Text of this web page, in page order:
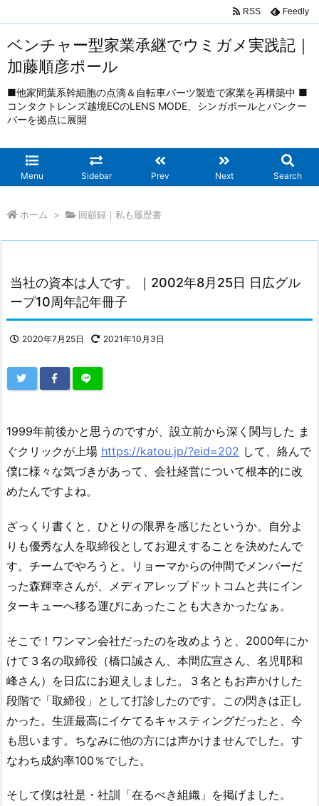
ベンチャー型家業承継でウミガメ実践記｜
加藤順彦ポール
■他家間葉系幹細胞の点滴＆自転車パーツ製造で家業を再構築中 ■
コンタクトレンズ越境ECのLENS MODE、シンガポールとバンクー
バーを拠点に展開
Menu Sidebar Prev Next Search
RSS Feedly
ホーム > 回顧録｜私も履歴書
当社の資本は人です。｜2002年8月25日 日広グル
ープ10周年記年冊子
2020年7月25日 2021年10月3日
1999年前後かと思うのですが、設立前から深く関与した ま
ぐクリックが上場 https://katou.jp/?eid=202 して、絡んで
僕に様々な気づきがあって、会社経営について根本的に改
めたんですよね。
ざっくり書くと、ひとりの限界を感じたというか。自分よ
りも優秀な人を取締役としてお迎えすることを決めたんで
す。チームでやろうと。リョーマからの仲間でメンバーだ
った森輝幸さんが、メディアレップドットコムと共にイン
ターキューへ移る運びにあったことも大きかったなぁ。
そこで！ワンマン会社だったのを改めようと、2000年にか
けて３名の取締役（橋口誠さん、本間広宣さん、名児耶和
峰さん）を日広にお迎えしました。３名ともお声かけした
段階で「取締役」として打診したのです。この閃きは正し
かった。生涯最高にイケてるキャスティングだったと、今
も思います。ちなみに他の方には声かけませんでした。す
なわち成約率100％でした。
そして僕は社是・社訓「在るべき組織」を掲げました。